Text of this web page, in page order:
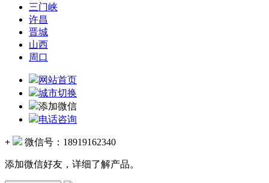
三门峡
许昌
晋城
山西
周口
网站首页
城市切换
添加微信
电话咨询
+ 微信号： 18919162340
添加微信好友，详细了解产品。